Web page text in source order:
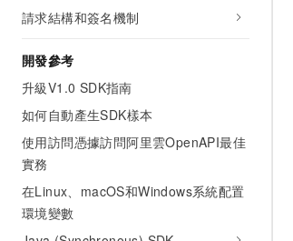
請求結構和簽名機制
開發參考
升級V1.0 SDK指南
如何自動產生SDK樣本
使用訪問憑據訪問阿里雲OpenAPI最佳
實務
在Linux、macOS和Windows系統配置
環境變數